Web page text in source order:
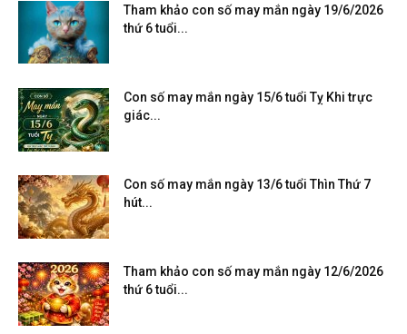
Tham khảo con số may mắn ngày 19/6/2026
thứ 6 tuổi...
Con số may mắn ngày 15/6 tuổi Tỵ Khi trực
giác...
Con số may mắn ngày 13/6 tuổi Thìn Thứ 7
hút...
Tham khảo con số may mắn ngày 12/6/2026
thứ 6 tuổi...